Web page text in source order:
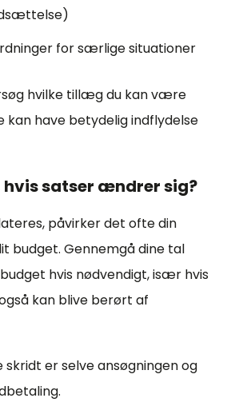
for særlige situationer
hvilke tillæg du kan være
have betydelig indflydelse
hvis satser ændrer sig?
påvirker det ofte din
budget. Gennemgå dine tal
hvis nødvendigt, især hvis
kan blive berørt af
er selve ansøgningen og